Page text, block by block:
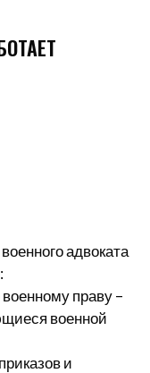
адвоката
праву –
военной
и